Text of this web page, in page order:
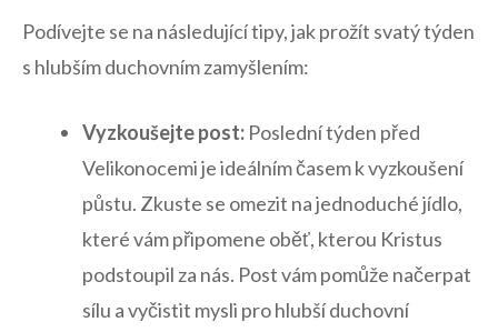
Podívejte se na následující tipy, jak prožít svatý ⁤týden
s hlubším duchovním zamyšlením:
Vyzkoušejte post: Poslední týden před
Velikonocemi je ideálním časem k vyzkoušení ​
půstu. ⁣Zkuste‌ se omezit na jednoduché jídlo,⁣
které ⁢vám připomene⁣ oběť,​ kterou Kristus
‌podstoupil za nás. Post vám pomůže načerpat​
sílu ⁣a vyčistit⁢ mysli pro hlubší duchovní